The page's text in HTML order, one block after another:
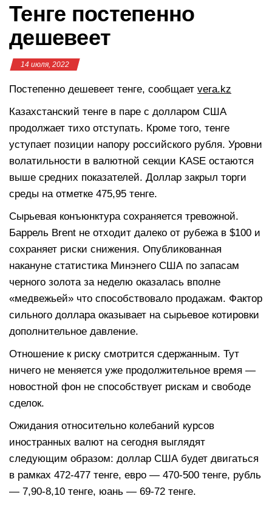
Тенге постепенно
дешевеет
14 июля, 2022
Постепенно дешевеет тенге, сообщает vera.kz
Казахстанский тенге в паре с долларом США
продолжает тихо отступать. Кроме того, тенге
уступает позиции напору российского рубля. Уровни
волатильности в валютной секции KASE остаются
выше средних показателей. Доллар закрыл торги
среды на отметке 475,95 тенге.
Сырьевая конъюнктура сохраняется тревожной.
Баррель Brent не отходит далеко от рубежа в $100 и
сохраняет риски снижения. Опубликованная
накануне статистика Минэнего США по запасам
черного золота за неделю оказалась вполне
«медвежьей» что способствовало продажам. Фактор
сильного доллара оказывает на сырьевое котировки
дополнительное давление.
Отношение к риску смотрится сдержанным. Тут
ничего не меняется уже продолжительное время —
новостной фон не способствует рискам и свободе
сделок.
Ожидания относительно колебаний курсов
иностранных валют на сегодня выглядят
следующим образом: доллар США будет двигаться
в рамках 472-477 тенге, евро — 470-500 тенге, рубль
— 7,90-8,10 тенге, юань — 69-72 тенге.